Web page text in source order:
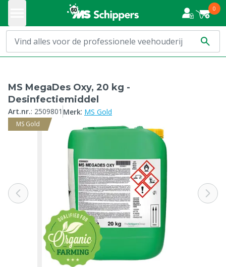
0
MS MegaDes Oxy, 20 kg -
Desinfectiemiddel
Art.nr.: 2509801 Merk: MS Gold
MS Gold